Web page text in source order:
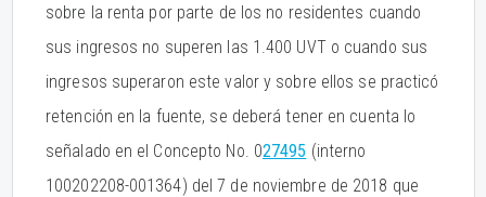
sobre la renta por parte de los no residentes cuando
sus ingresos no superen las 1.400 UVT o cuando sus
ingresos superaron este valor y sobre ellos se practicó
retención en la fuente, se deberá tener en cuenta lo
señalado en el Concepto No. 027495 (interno
100202208-001364) del 7 de noviembre de 2018 que